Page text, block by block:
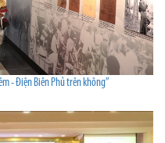
- Điện Biên Phủ trên không”